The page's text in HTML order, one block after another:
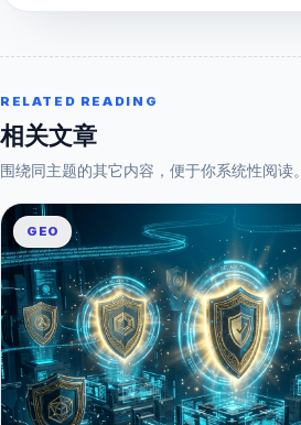
RELATED READING
相关文章
围绕同主题的其它内容，便于你系统性阅读。
GEO